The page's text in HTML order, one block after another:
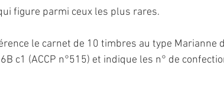
figure parmi ceux les plus rares.
le carnet de 10 timbres au type Marianne
c1 (ACCP n°515) et indique les n° de